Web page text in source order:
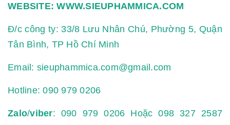
WEBSITE:WWW.SIEUPHAMMICA.COM
Đ/c công ty: 33/8 Lưu Nhân Chú, Phường 5, Quận
Tân Bình, TP Hồ Chí Minh
Email: sieuphammica.com@gmail.com
Hotline:090 979 0206
Zalo/viber: 090 979 0206 Hoặc 098 327 2587